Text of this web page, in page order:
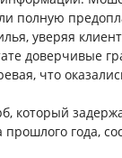
полную
уверяя
доверчивые
что
который
прошлого года,